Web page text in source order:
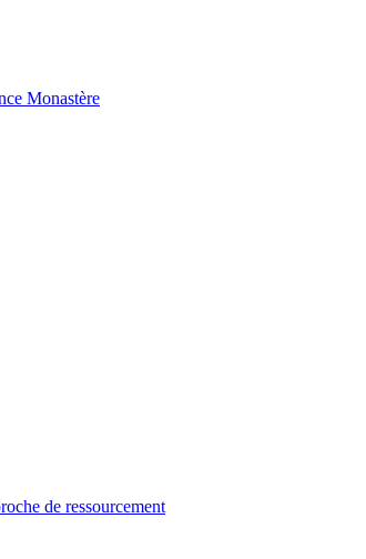
Monastère
de ressourcement